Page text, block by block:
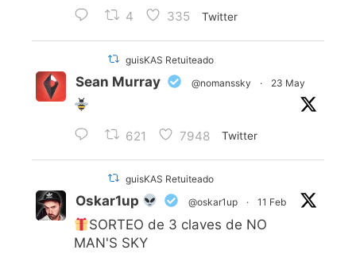
4 335 Twitter
guisKAS Retuiteado
Sean Murray @nomanssky · 23 May
621 7948 Twitter
guisKAS Retuiteado
Oskar1up @oskar1up · 11 Feb
SORTEO de 3 claves de NO
MAN'S SKY